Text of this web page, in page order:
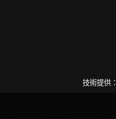
技術提供：